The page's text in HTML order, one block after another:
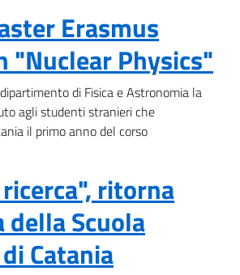
Erasmus
"Nuclear Physics"
di Fisica e Astronomia la
agli studenti stranieri che
il primo anno del corso
ritorna
Scuola
Catania